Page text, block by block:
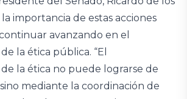
importancia de estas acciones
avanzando en el
la ética pública. “El
la ética no puede lograrse de
mediante la coordinación de